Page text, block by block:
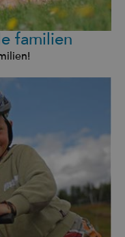
familien